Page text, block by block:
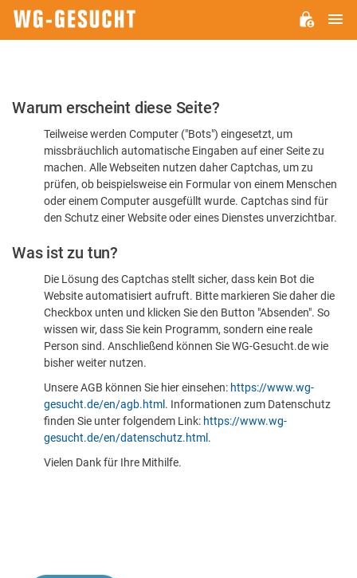
Bitte
dass
sind
Warum erscheint diese Seite?
Teilweise werden Computer ("Bots") eingesetzt, um
missbräuchlich automatische Eingaben auf einer Seite zu
machen. Alle Webseiten nutzen daher Captchas, um zu
prüfen, ob beispielsweise ein Formular von einem Menschen
oder einem Computer ausgefüllt wurde. Captchas sind für
den Schutz einer Website oder eines Dienstes unverzichtbar.
Was ist zu tun?
Die Lösung des Captchas stellt sicher, dass kein Bot die
Website automatisiert aufruft. Bitte markieren Sie daher die
Checkbox unten und klicken Sie den Button "Absenden". So
wissen wir, dass Sie kein Programm, sondern eine reale
Person sind. Anschließend können Sie WG-Gesucht.de wie
bisher weiter nutzen.
Unsere AGB können Sie hier einsehen: https://www.wg-
gesucht.de/en/agb.html . Informationen zum Datenschutz
finden Sie unter folgendem Link: https://www.wg-
gesucht.de/en/datenschutz.html .
Vielen Dank für Ihre Mithilfe.